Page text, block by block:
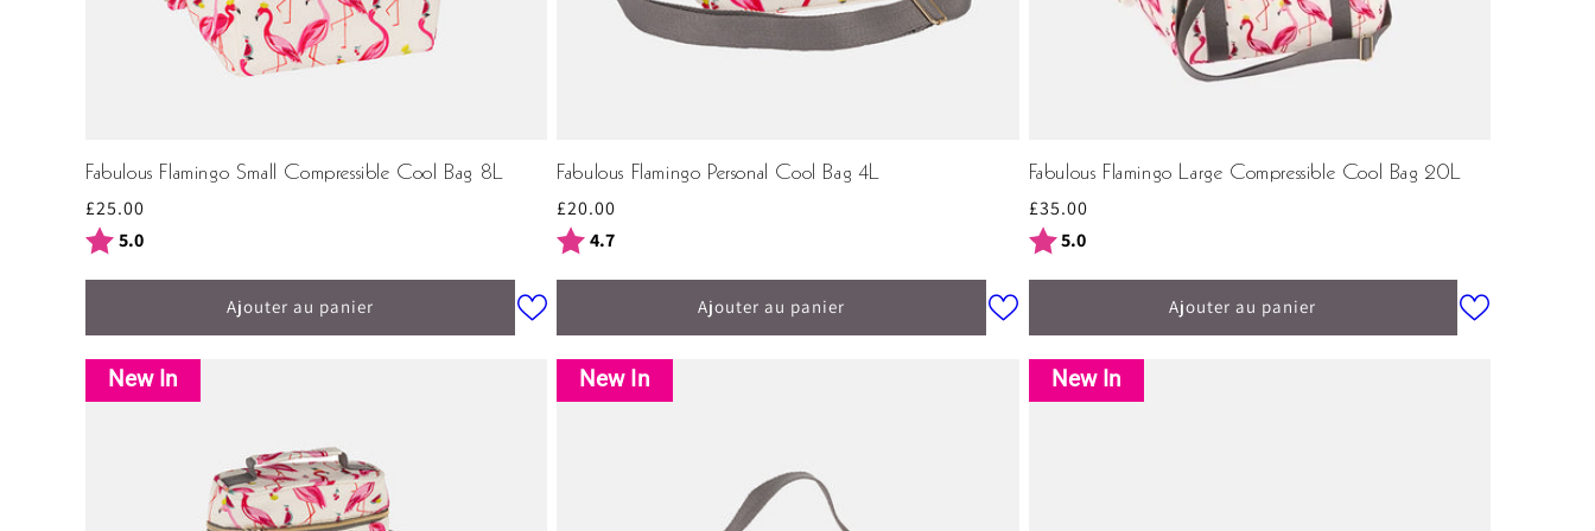
Fabulous Flamingo Small Compressible Cool Bag 8L
Prix
habituel
£25.00
Note:
5.0sur 5 étoiles
Ajouter au panier
Fabulous Flamingo Personal Cool Bag 4L
Prix
habituel
£20.00
Note:
4.7sur 5 étoiles
Ajouter au panier
Fabulous Flamingo Large Compressible Cool Bag 20L
Prix
habituel
£35.00
Note:
5.0
Ajouter au panier
New In New In New In